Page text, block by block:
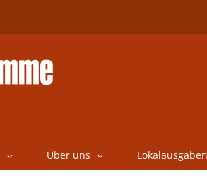
Über uns Lokalausgaben